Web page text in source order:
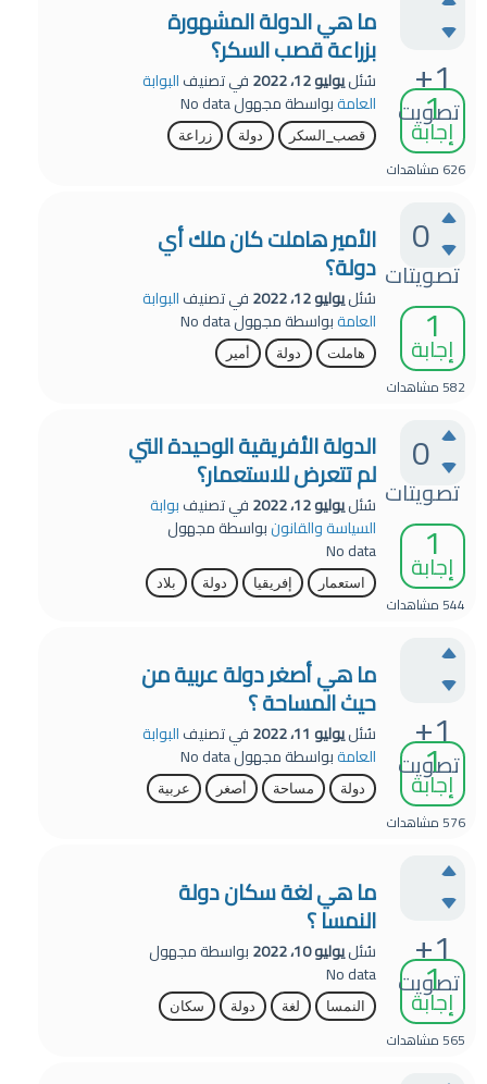
+1
تصويت
1
إجابة
626 مشاهدات
ما هي الدولة المشهورة
بزراعة قصب السكر؟
سُئليوليو 12، 2022 في تصنيفالبوابة
العامةبواسطةمجهولNo data
قصب_السكر دولة زراعة
0
تصويتات
1
إجابة
582مشاهدات
الأمير هاملت كان ملك أي
دولة؟
سُئليوليو 12، 2022 في تصنيفالبوابة
العامةبواسطةمجهولNo data
هاملت دولة أمير
0
تصويتات
1
إجابة
544مشاهدات
الدولة الأفريقية الوحيدة التي
لم تتعرض للاستعمار؟
سُئليوليو 12، 2022 في تصنيفبوابة
السياسة والقانونبواسطةمجهول
No data
استعمار إفريقيا دولة بلاد
+1
تصويت
1
إجابة
576مشاهدات
ما هي أصغر دولة عربية من
حيث المساحة ؟
سُئليوليو 11، 2022 في تصنيفالبوابة
العامةبواسطةمجهولNo data
دولة مساحة أصغر عربية
+1
تصويت
1
إجابة
565مشاهدات
ما هي لغة سكان دولة
النمسا ؟
سُئليوليو 10، 2022 بواسطةمجهول
No data
النمسا لغة دولة سكان